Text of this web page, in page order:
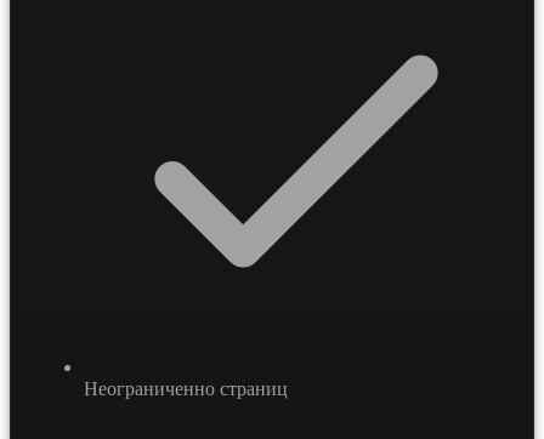
Неограниченно страниц